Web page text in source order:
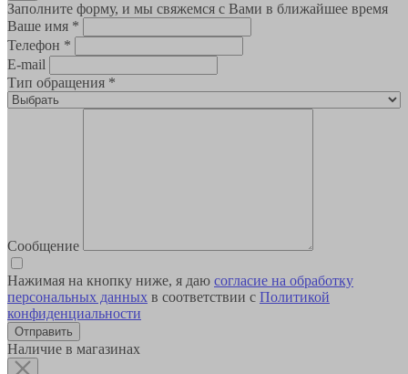
Заполните форму, и мы свяжемся с Вами в ближайшее время
Ваше имя *
Телефон *
E-mail
Тип обращения *
Сообщение
Нажимая на кнопку ниже, я даю согласие на обработку
персональных данных в соответствии с Политикой
конфиденциальности
Наличие в магазинах